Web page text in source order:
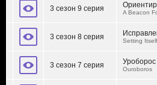
3 сезон 9 серия A Beacon
3 сезон 8 серия Setting
3 сезон 7 серия Уроборос
Ouroboros